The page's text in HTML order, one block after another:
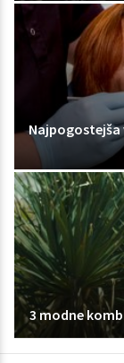
Najpogostejša
3 modne